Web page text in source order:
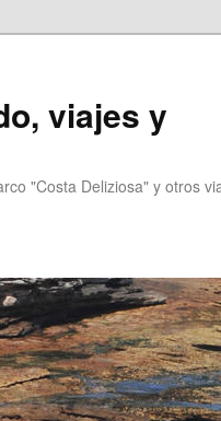
viajes y
"Costa Deliziosa" y otros